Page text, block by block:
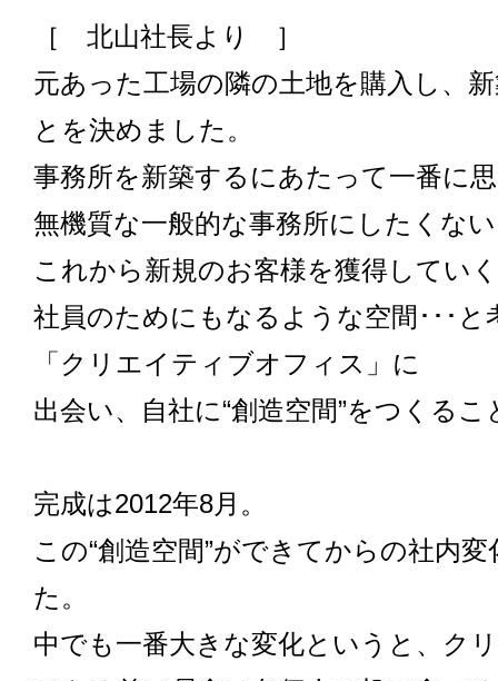
［ 北山社長より ］
元あった工場の隣の土地を購入し、
とを決めました。
事務所を新築するにあたって一番に
無機質な一般的な事務所にしたくな
これから新規のお客様を獲得してい
社員のためにもなるような空間･･･
「クリエイティブオフィス」に
出会い、自社に“創造空間”をつくる
完成は2012年8月。
この“創造空間”ができてからの社内
た。
中でも一番大きな変化というと、ク